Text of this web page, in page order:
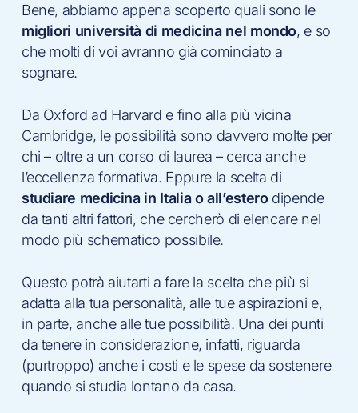
Bene, abbiamo appena scoperto quali sono le
migliori università di medicina nel mondo, e so
che molti di voi avranno già cominciato a
sognare.
Da Oxford ad Harvard e fino alla più vicina
Cambridge, le possibilità sono davvero molte per
chi – oltre a un corso di laurea – cerca anche
l’eccellenza formativa. Eppure la scelta di
studiare medicina in Italia o all’estero dipende
da tanti altri fattori, che cercherò di elencare nel
modo più schematico possibile.
Questo potrà aiutarti a fare la scelta che più si
adatta alla tua personalità, alle tue aspirazioni e,
in parte, anche alle tue possibilità. Una dei punti
da tenere in considerazione, infatti, riguarda
(purtroppo) anche i costi e le spese da sostenere
quando si studia lontano da casa.